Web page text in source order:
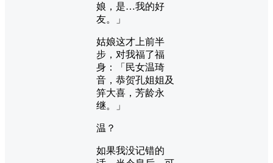
娘，是…我的好
友。」
姑娘这才上前半
步，对我福了福
身：「民女温琦
音，恭贺孔姐姐及
笄大喜，芳龄永
继。」
温？
如果我没记错的